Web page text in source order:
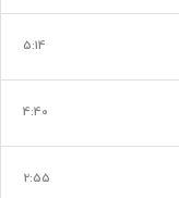
5:14
4:40
2:55